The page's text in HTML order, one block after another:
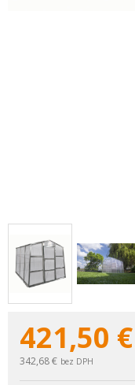
421,50 €
342,68 € bez DPH